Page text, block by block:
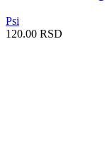
Psi
120.00 RSD